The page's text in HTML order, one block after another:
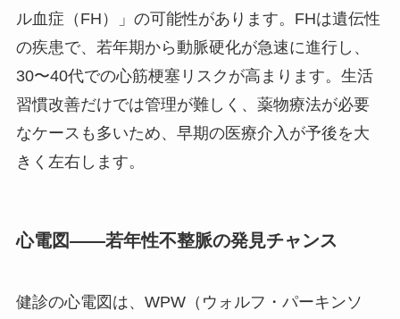
ル血症（FH）」の可能性があります。FHは遺伝性
の疾患で、若年期から動脈硬化が急速に進行し、
30〜40代での心筋梗塞リスクが高まります。生活
習慣改善だけでは管理が難しく、薬物療法が必要
なケースも多いため、早期の医療介入が予後を大
きく左右します。
心電図——若年性不整脈の発見チャンス
健診の心電図は、WPW（ウォルフ・パーキンソ